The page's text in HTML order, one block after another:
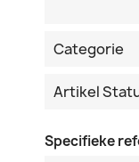
Categorie
Artikel
Specifieke